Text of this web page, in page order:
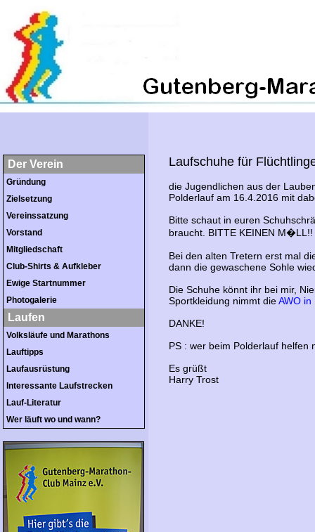
Der Verein
Gründung
Zielsetzung
Vereinssatzung
Vorstand
Mitgliedschaft
Club-Shirts & Aufkleber
Ewige Startnummer
Photogalerie
Laufen
Volksläufe und Marathons
Lauftipps
Laufausrüstung
Interessante Laufstrecken
Lauf-Literatur
Wer läuft wo und wann?
Laufschuhe für
die Jugendlichen aus der
Polderlauf am 16.4.2016 mit
Bitte schaut in euren
braucht. BITTE KEINEN
Bei den alten Tretern erst mal
dann die gewaschene Sohle
Die Schuhe könnt ihr bei mir,
Sportkleidung nimmt dieAWO in
DANKE!
PS : wer beim Polderlauf helfen
Es grüßt
Harry Trost